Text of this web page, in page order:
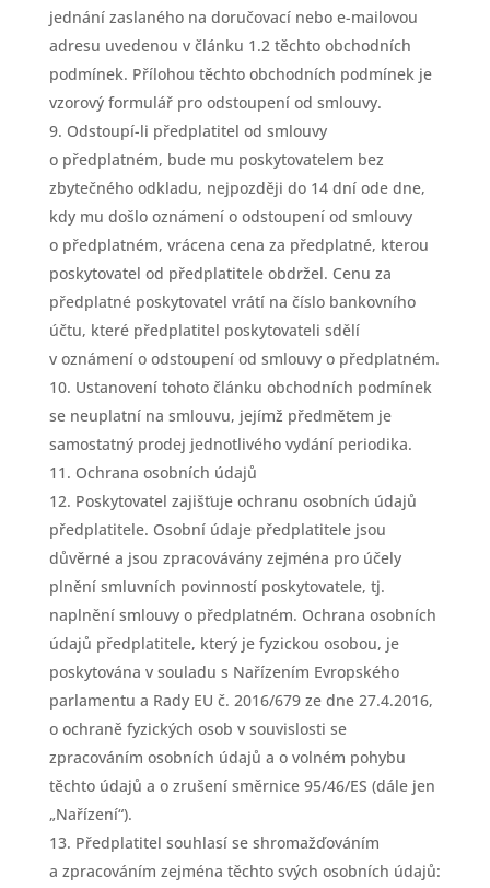
jednání zaslaného na doručovací nebo e-mailovou
adresu uvedenou v článku 1.2 těchto obchodních
podmínek. Přílohou těchto obchodních podmínek je
vzorový formulář pro odstoupení od smlouvy.
Odstoupí-li předplatitel od smlouvy
o předplatném, bude mu poskytovatelem bez
zbytečného odkladu, nejpozději do 14 dní ode dne,
kdy mu došlo oznámení o odstoupení od smlouvy
o předplatném, vrácena cena za předplatné, kterou
poskytovatel od předplatitele obdržel. Cenu za
předplatné poskytovatel vrátí na číslo bankovního
účtu, které předplatitel poskytovateli sdělí
v oznámení o odstoupení od smlouvy o předplatném.
Ustanovení tohoto článku obchodních podmínek
se neuplatní na smlouvu, jejímž předmětem je
samostatný prodej jednotlivého vydání periodika.
Ochrana osobních údajů
Poskytovatel zajišťuje ochranu osobních údajů
předplatitele. Osobní údaje předplatitele jsou
důvěrné a jsou zpracovávány zejména pro účely
plnění smluvních povinností poskytovatele, tj.
naplnění smlouvy o předplatném. Ochrana osobních
údajů předplatitele, který je fyzickou osobou, je
poskytována v souladu s Nařízením Evropského
parlamentu a Rady EU č. 2016/679 ze dne 27.4.2016,
o ochraně fyzických osob v souvislosti se
zpracováním osobních údajů a o volném pohybu
těchto údajů a o zrušení směrnice 95/46/ES (dále jen
„Nařízení“).
Předplatitel souhlasí se shromažďováním
a zpracováním zejména těchto svých osobních údajů: